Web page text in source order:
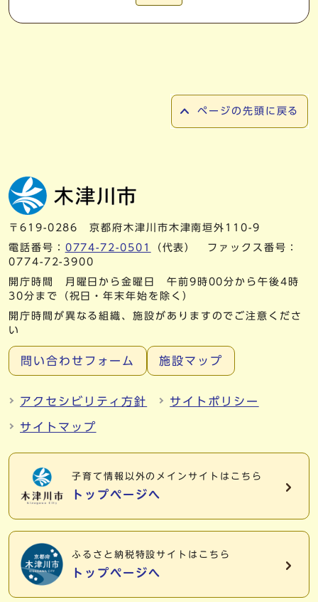
ページの先頭に戻る
〒619-0286 京都府木津川市木津南垣外110-9
電話番号： 0774-72-0501
（代表） ファックス番号：
0774-72-3900
開庁時間 月曜日から金曜日 午前9時00分から午後4時
30分まで（祝日・年末年始を除く）
開庁時間が異なる組織、施設がありますのでご注意くださ
い
問い合わせフォーム 施設マップ
アクセシビリティ方針 サイトポリシー
サイトマップ
子育て情報以外の メインサイトはこちら
トップページへ
ふるさと納税特設サイトはこちら
トップページへ